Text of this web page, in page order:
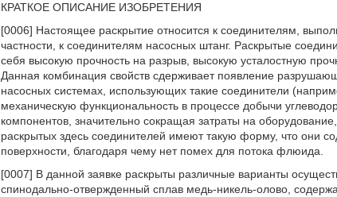
КРАТКОЕ ОПИСАНИЕ ИЗОБРЕТЕНИЯ
[0006] Настоящее раскрытие относится к соединителям,
частности, к соединителям насосных штанг. Раскрытые
себя высокую прочность на разрыв, высокую усталостную
Данная комбинация свойств сдерживает появление
насосных системах, использующих такие соединители
механическую функциональность в процессе добычи
компонентов, значительно сокращая затраты на
раскрытых здесь соединителей имеют такую форму, что они
поверхности, благодаря чему нет помех для потока флюида.
[0007] В данной заявке раскрыты различные варианты
спинодально-отвержденный сплав медь-никель-олово,